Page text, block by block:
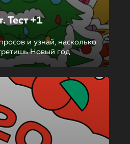
Тест +1
и узнай, насколько
Новый год